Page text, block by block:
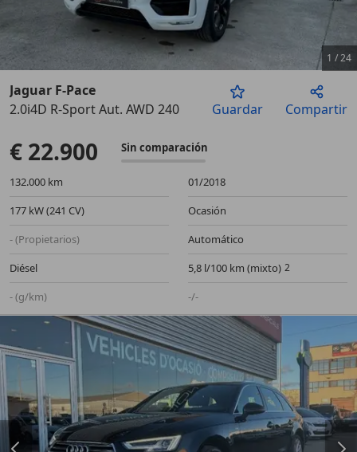
Anterior
1 /24
Jaguar F-Pace
2.0i4D R-Sport Aut. AWD 240
Guardar Compartir
€ 22.900 Sin comparación
132.000 km
01/2018
177 kW (241 CV)
Ocasión
- (Propietarios)
Automático
Diésel
5,8 l/100 km (mixto)
- (g/km)
-/-